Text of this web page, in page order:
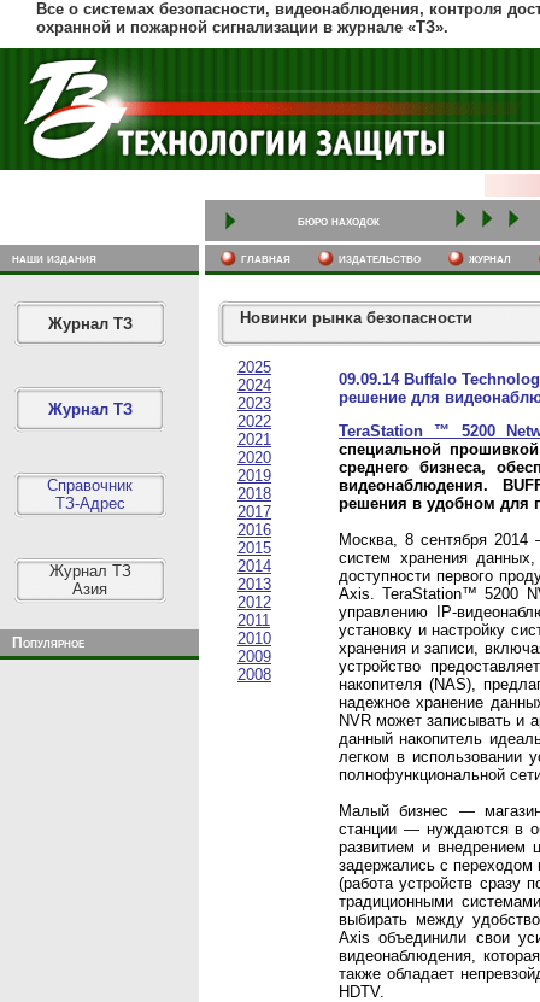
Все о системах безопасности, видеонаблюдения, контроля
охранной и пожарной сигнализации в журнале «ТЗ».
бюро находок
наши издания главная издательство журнал
Журнал ТЗ
Журнал ТЗ
Справочник
ТЗ-Адрес
Журнал ТЗ
Азия
Популярное
Новинки рынка безопасности
2025
2024
2023
2022
2021
2020
2019
2018
2017
2016
2015
2014
2013
2012
2011
2010
2009
2008
09.09.14 Buffalo
решение для
TeraStation ™ 5200
специальной
среднего бизнеса,
видеонаблюдения.
решения в удобном для
Москва, 8 сентября
систем хранения
доступности первого
Axis. TeraStation™ 5200
управлению IP-
установку и настройку
хранения и записи,
устройство
накопителя (NAS),
надежное хранение
NVR может записывать и
данный накопитель
легком в использовании
полнофункциональной
Малый бизнес —
станции — нуждаются в
развитием и внедрением
задержались с переходом
(работа устройств сразу
традиционными
выбирать между
Axis объединили свои
видеонаблюдения,
также обладает
HDTV.